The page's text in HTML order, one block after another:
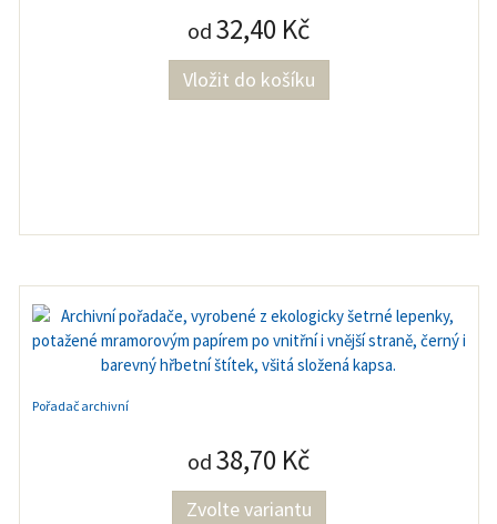
od 32,40 Kč
Pořadač archivní
od 38,70 Kč
Zvolte variantu